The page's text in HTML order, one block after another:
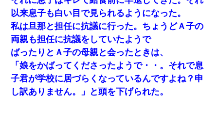
以来息子も白い目で見られるようになった。
私は旦那と担任に抗議に行った。ちょうどＡ子の
両親も担任に抗議をしていたようで
ばったりとＡ子の母親と会ったときは、
「娘をかばってくださったようで・・。それで息
子君が学校に居づらくなっているんですよね？申
し訳ありません。」と頭を下げられた。